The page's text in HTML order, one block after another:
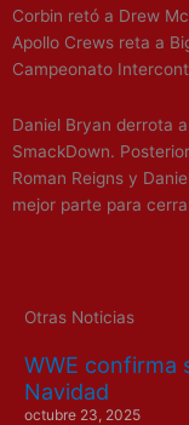
Corbin retó a Drew
Apollo Crews reta a
Campeonato
Daniel Bryan derrota
SmackDown.
Roman Reigns y
mejor parte para
Otras Noticias
WWE confirma
Navidad
octubre 23, 2025